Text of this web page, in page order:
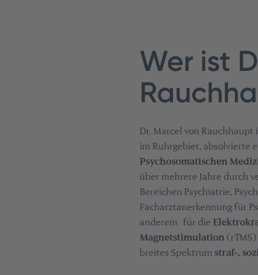
Wer ist
Dr. Marcel von Rauchhaupt
im Ruhrgebiet, absolvierte
Psychosomatischen
über mehrere Jahre durch
Bereichen Psychiatrie,
Facharztanerkennung für
anderem für die
Magnetstimulation
breites Spektrum straf-,